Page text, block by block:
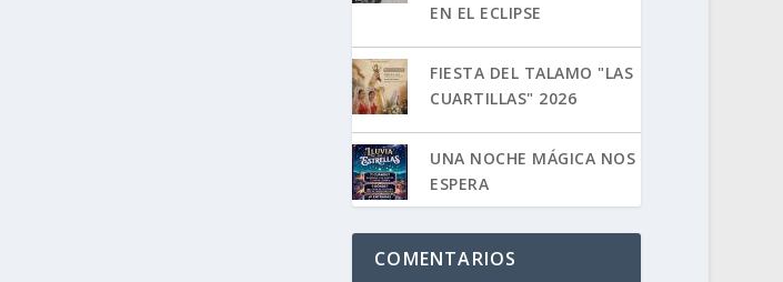
EN EL ECLIPSE
FIESTA DEL TALAMO "LAS
CUARTILLAS" 2026
UNA NOCHE MÁGICA NOS
ESPERA
COMENTARIOS